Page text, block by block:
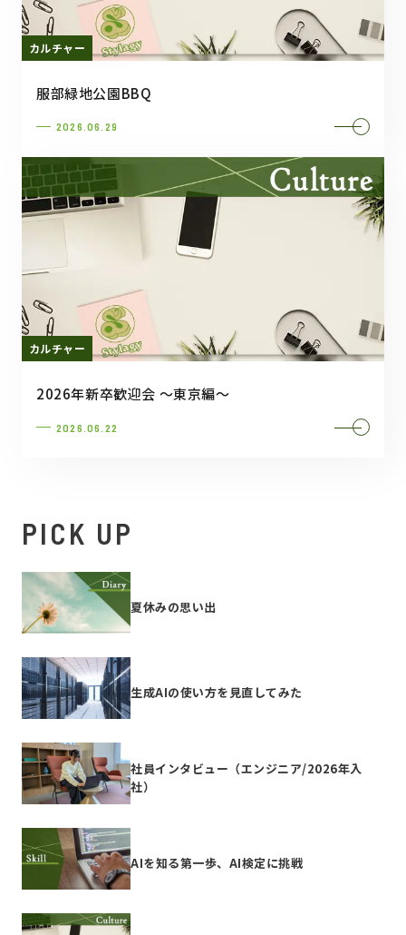
カルチャー
服部緑地公園BBQ
2026.06.29
カルチャー
2026年新卒歓迎会 ～東京編～
2026.06.22
PICK UP
夏休みの思い出
生成AIの使い方を見直してみた
社員インタビュー（エンジニア/2026年入
社）
AIを知る第一歩、AI検定に挑戦